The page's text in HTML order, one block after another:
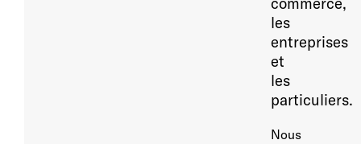
les
entreprises
et
les
particuliers.
Nous